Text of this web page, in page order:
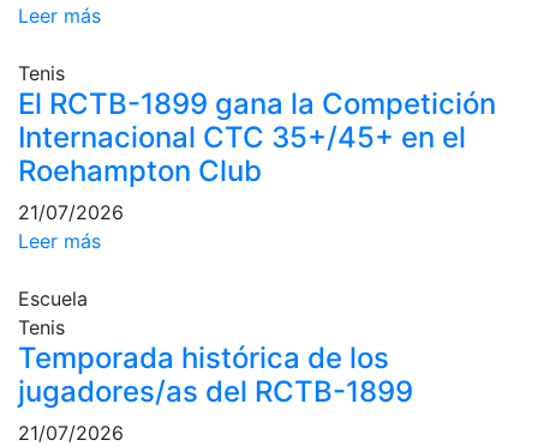
Activitats
culturales
Conferencias
e
Inspirational
Talks
Actividades
Sociales
Juegos de
mesa
Peñas del Club
Leer más
Tenis
El RCTB-1899 gana la Competición
Internacional CTC 35+/45+ en el
Roehampton Club
21/07/2026
Leer más
Escuela
Tenis
Temporada histórica de los
jugadores/as del RCTB-1899
21/07/2026